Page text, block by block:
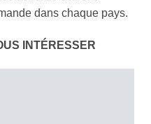
dans chaque pays.
INTÉRESSER